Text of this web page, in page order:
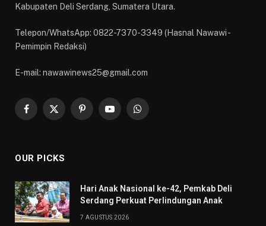
Kabupaten Deli Serdang, Sumatera Utara.
Telepon/WhatsApp: 0822-7370-3349 (Hasnal Nawawi -
Pemimpin Redaksi)
E-mail: nawawinews25@gmail.com
Facebook
X
PinterestYouTubeWhatsApp
OUR PICKS
Hari Anak Nasional ke-42, Pemkab Deli
Serdang Perkuat Perlindungan Anak
7 AGUSTUS 2026